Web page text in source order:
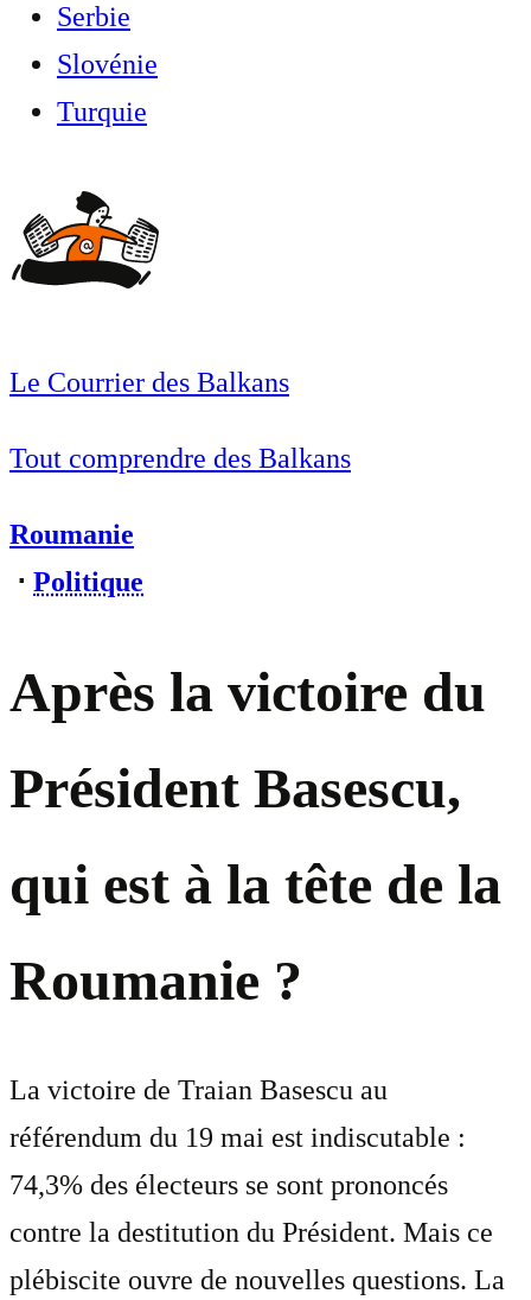
Serbie
Slovénie
Turquie
Le Courrier des Balkans
Tout comprendre des Balkans
Roumanie
⋅ Politique
Après la victoire du
Président Basescu,
qui est à la tête de la
Roumanie ?
La victoire de Traian Basescu au
référendum du 19 mai est indiscutable :
74,3% des électeurs se sont prononcés
contre la destitution du Président. Mais ce
plébiscite ouvre de nouvelles questions. La